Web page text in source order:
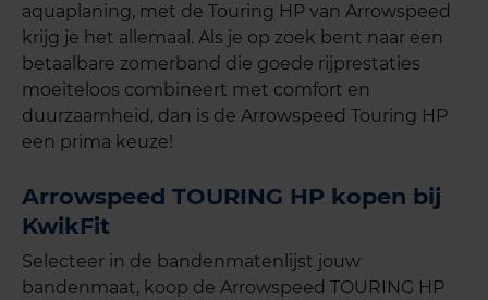
aquaplaning, met de Touring HP van Arrowspeed
krijg je het allemaal. Als je op zoek bent naar een
betaalbare zomerband die goede rijprestaties
moeiteloos combineert met comfort en
duurzaamheid, dan is de Arrowspeed Touring HP
een prima keuze!
Arrowspeed TOURING HP kopen bij
KwikFit
Selecteer in de bandenmatenlijst jouw
bandenmaat, koop de Arrowspeed TOURING HP